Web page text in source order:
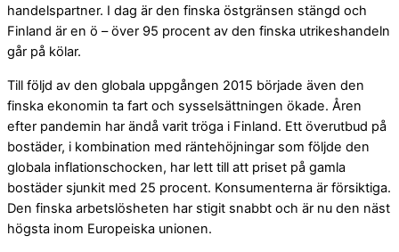
handelspartner. I dag är den finska östgränsen stängd och
Finland är en ö – över 95 procent av den finska utrikeshandeln
går på kölar.
Till följd av den globala uppgången 2015 började även den
finska ekonomin ta fart och sysselsättningen ökade. Åren
efter pandemin har ändå varit tröga i Finland. Ett överutbud på
bostäder, i kombination med räntehöjningar som följde den
globala inflationschocken, har lett till att priset på gamla
bostäder sjunkit med 25 procent. Konsumenterna är försiktiga.
Den finska arbetslösheten har stigit snabbt och är nu den näst
högsta inom Europeiska unionen.